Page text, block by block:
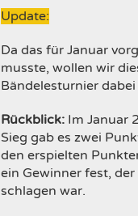
Update:
Da das für Januar
musste, wollen wir
Bändelesturnier
Rückblick:Im Januar
Sieg gab es zwei
den erspielten
ein Gewinner fest,
schlagen war.